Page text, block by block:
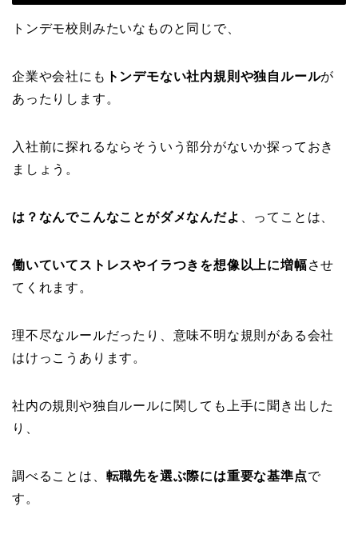
トンデモ校則みたいなものと同じで、
企業や会社にも トンデモない社内規則や独自ルールが
あったりします。
入社前に探れるならそういう部分がないか探っておき
ましょう。
は？なんでこんなことがダメなんだよ 、ってことは、
働いていてストレスやイラつきを想像以上に増幅させ
てくれます。
理不尽なルールだったり、意味不明な規則がある会社
はけっこうあります。
社内の規則や独自ルールに関しても上手に聞き出した
り、
調べることは、 転職先を選ぶ際には重要な基準点で
す。